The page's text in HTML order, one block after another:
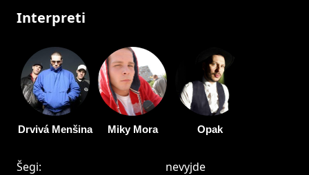
Interpreti
Drvivá Menšina Miky Mora Opak
Šegi:
nevyjde